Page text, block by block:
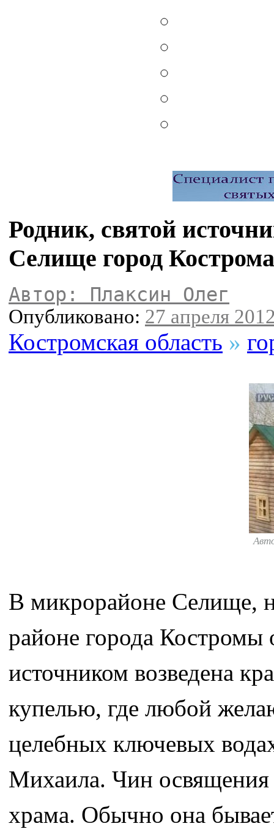
Родник, святой
Селище город Кострома
Автор: Плаксин Олег
Опубликовано: 27 апреля
Костромская область »
В микрорайоне Селище,
районе города
источником возведена
купелью, где любой
целебных ключевых
Михаила. Чин освящения
храма. Обычно она